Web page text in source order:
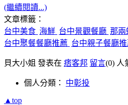
(繼續閱讀...)
文章標籤：
台中美食 海鮮 台中景觀餐廳 那兩
台中聚餐餐廳推薦 台中親子餐廳
貝大小姐 發表在 痞客邦 留言(0) 人
個人分類： 中彰投
▲top